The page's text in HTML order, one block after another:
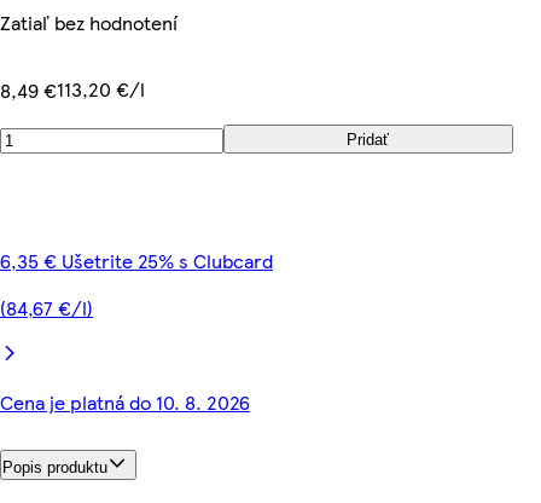
Zatiaľ bez hodnotení
8,49 €113,20 €/l
Pridať
6,35 € Ušetrite 25% s Clubcard
(84,67 €/l)
Cena je platná do 10. 8. 2026
Popis produktu